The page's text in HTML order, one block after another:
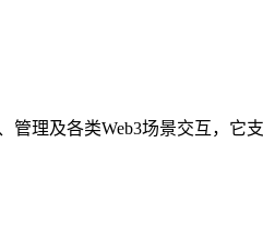
理及各类Web3场景交互，它